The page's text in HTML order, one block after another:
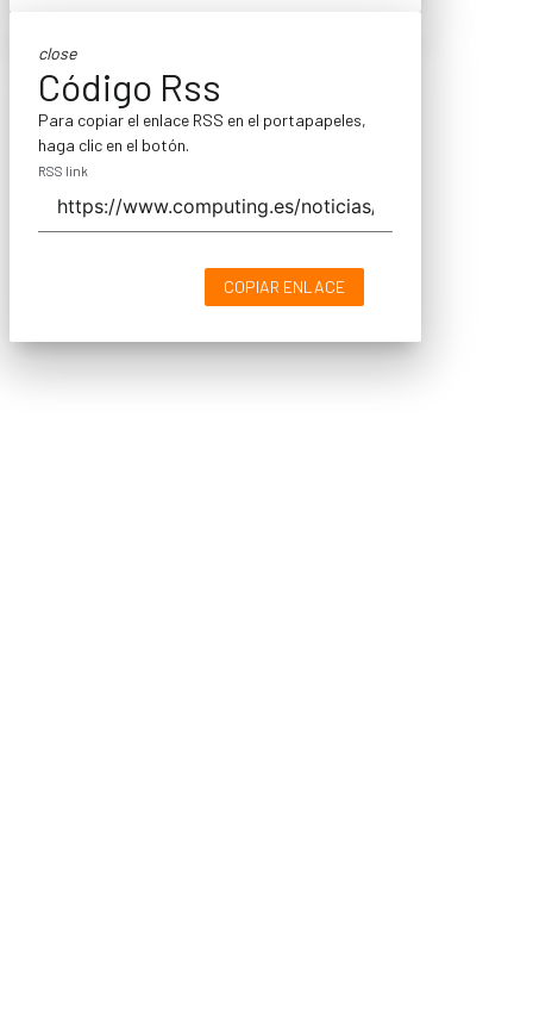
close
Código Rss
Para copiar el enlace RSS en el portapapeles,
haga clic en el botón.
RSS link
COPIAR ENLACE